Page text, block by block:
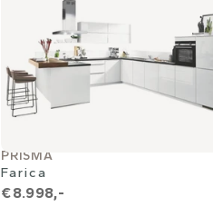
PRISMA
Farica
€ 8.998,-